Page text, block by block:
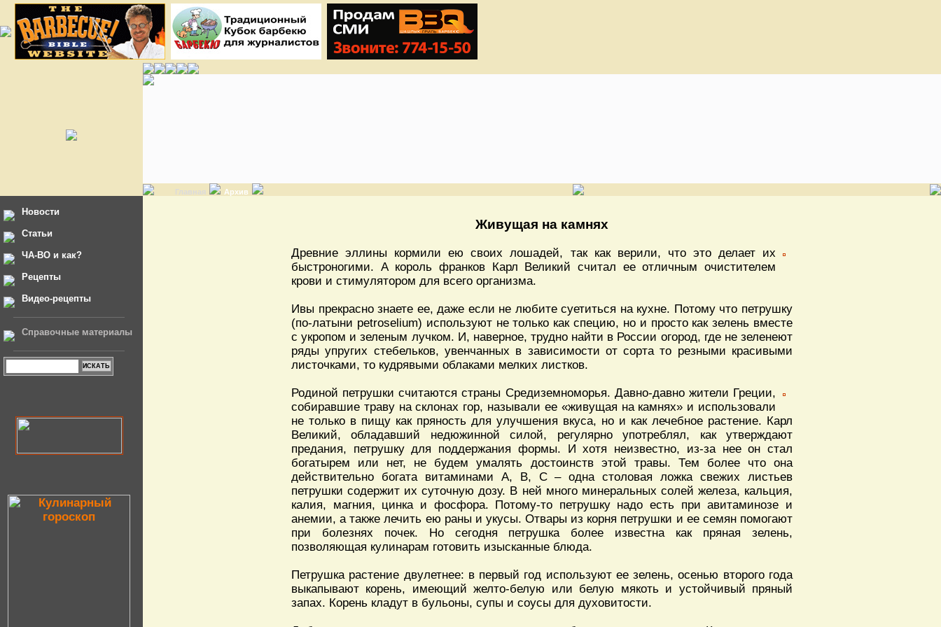
Главная Архив
Новости
Статьи
ЧА-ВО и как?
Рецепты
Видео-рецепты
Справочные материалы
Живущая на камнях
Древние эллины кормили ею своих лошадей, так как верили, что это делает их
быстроногими. А король франков Карл Великий считал ее отличным очистителем
крови и стимулятором для всего организма.
Ивы прекрасно знаете ее, даже если не любите суетиться на кухне. Потому что петрушку
(по-латыни petroselium) используют не только как специю, но и просто как зелень вместе
с укропом и зеленым лучком. И, наверное, трудно найти в России огород, где не зеленеют
ряды упругих стебельков, увенчанных в зависимости от сорта то резными красивыми
листочками, то кудрявыми облаками мелких листков.
Родиной петрушки считаются страны Средиземноморья. Давно-давно жители Греции,
собиравшие траву на склонах гор, называли ее «живущая на камнях» и использовали
не только в пищу как пряность для улучшения вкуса, но и как лечебное растение. Карл
Великий, обладавший недюжинной силой, регулярно употреблял, как утверждают
предания, петрушку для поддержания формы. И хотя неизвестно, из-за нее он стал
богатырем или нет, не будем умалять достоинств этой травы. Тем более что она
действительно богата витаминами А, В, С – одна столовая ложка свежих листьев
петрушки содержит их суточную дозу. В ней много минеральных солей железа, кальция,
калия, магния, цинка и фосфора. Потому-то петрушку надо есть при авитаминозе и
анемии, а также лечить ею раны и укусы. Отвары из корня петрушки и ее семян помогают
при болезнях почек. Но сегодня петрушка более известна как пряная зелень,
позволяющая кулинарам готовить изысканные блюда.
Петрушка растение двулетнее: в первый год используют ее зелень, осенью второго года
выкапывают корень, имеющий желто-белую или белую мякоть и устойчивый пряный
запах. Корень кладут в бульоны, супы и соусы для духовитости.